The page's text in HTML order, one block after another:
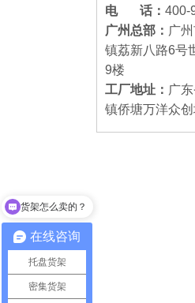
电 话： 400-
广州总部： 广
镇荔新八路6号
9楼
工厂地址： 广
镇侨塘万洋众
在线咨询
托盘货架
密集货架
货架怎么卖的？